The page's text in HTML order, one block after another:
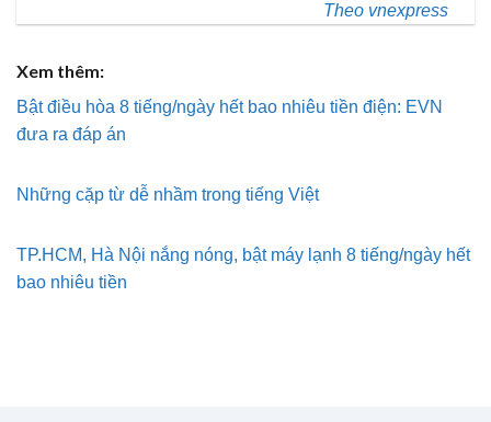
Theo vnexpress
Xem thêm:
Bật điều hòa 8 tiếng/ngày hết bao nhiêu tiền điện: EVN
đưa ra đáp án
Những cặp từ dễ nhầm trong tiếng Việt
TP.HCM, Hà Nội nắng nóng, bật máy lạnh 8 tiếng/ngày hết
bao nhiêu tiền